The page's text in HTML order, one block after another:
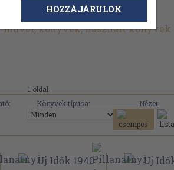
művei, könyvek, használt könyvek
1 oldal
Könyvek típusa:
Nézet:
HOZZÁJÁRULOK